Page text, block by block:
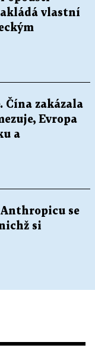
vlastní
Čína zakázala
Evropa
a
se
si